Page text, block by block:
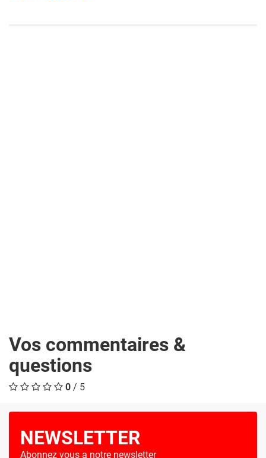
Vos commentaires &
questions
0 / 5
NEWSLETTER
Abonnez vous a notre newsletter